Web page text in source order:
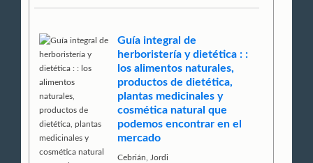
Guía integral de
herboristería y dietética : :
los alimentos naturales,
productos de dietética,
plantas medicinales y
cosmética natural que
podemos encontrar en el
mercado
Cebrián, Jordi